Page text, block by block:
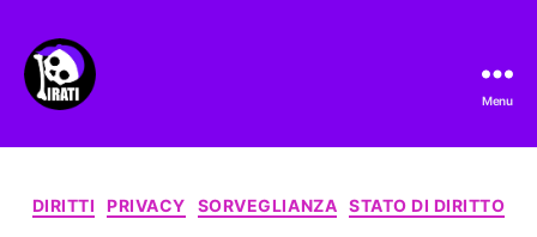
Menu
Categorie
DIRITTI PRIVACY SORVEGLIANZA STATO DI DIRITTO